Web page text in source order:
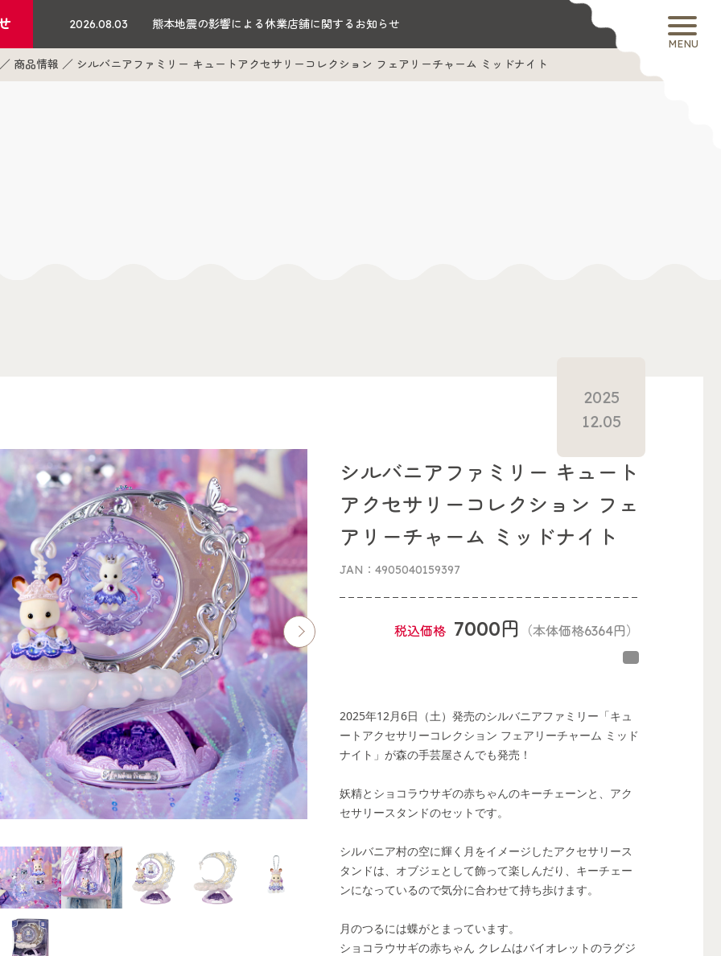
MENU
2026.08.03 熊本地震の影響による休業店舗に関するお知らせ
商品情報 シルバニアファミリー キュートアクセサリーコレクション フェアリーチャーム ミッドナイト
シルバニアファミリー キュート
アクセサリーコレクション フェ
アリーチャーム ミッドナイト
JAN：4905040159397
2025
12.05
税込価格 7000円 （本体価格6364円）
2025年12月6日（土）発売のシルバニアファミリー「キュ
ートアクセサリーコレクション フェアリーチャーム ミッド
ナイト」が森の手芸屋さんでも発売！
妖精とショコラウサギの赤ちゃんのキーチェーンと、アク
セサリースタンドのセットです。
シルバニア村の空に輝く月をイメージしたアクセサリース
タンドは、オブジェとして飾って楽しんだり、キーチェー
ンになっているので気分に合わせて持ち歩けます。
月のつるには蝶がとまっています。
ショコラウサギの赤ちゃん クレムはバイオレットのラグジ